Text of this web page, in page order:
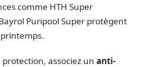
comme HTH Super
Puripool Super protègent
printemps.
associez un anti-